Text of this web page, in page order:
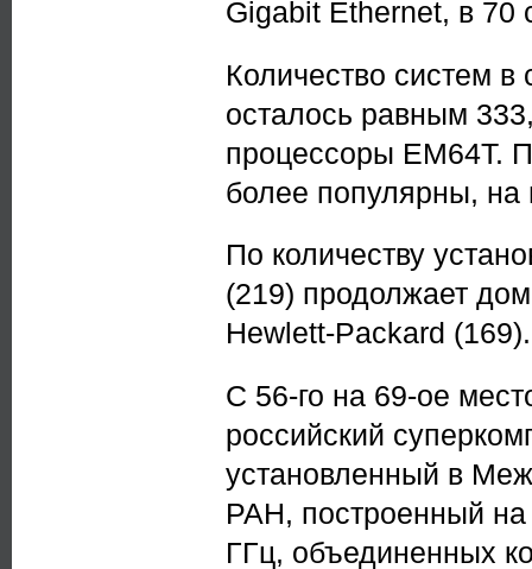
Gigabit Ethernet, в 70
Количество систем
осталось равным
процессоры EM64T.
более популярны, на
По количеству
(219) продолжает
Hewlett-Packard (169).
С 56-го на 69-ое
российский
установленный в
РАН, построенный на
ГГц, объединенных